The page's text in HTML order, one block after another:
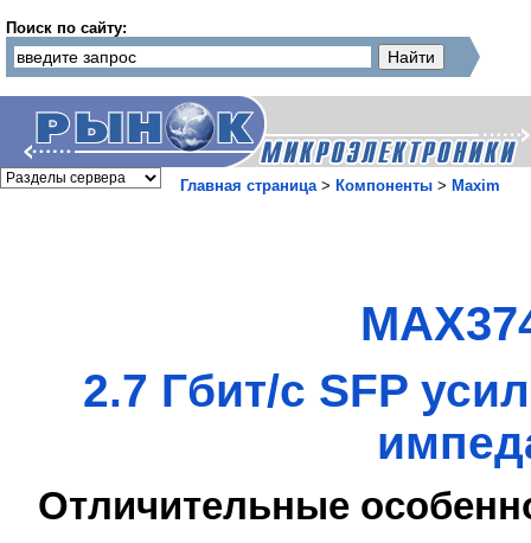
Поиск по сайту:
Главная страница> Компоненты > Maxim
2.7 Гбит/с SFP
Отличительные